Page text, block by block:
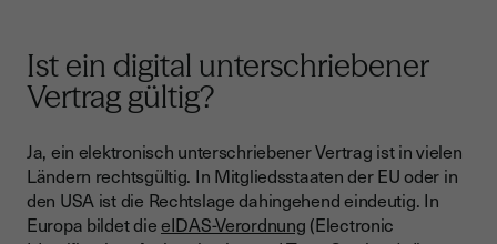
Ist ein digital unterschriebener
Vertrag gültig?
Ja, ein elektronisch unterschriebener Vertrag ist in vielen
Ländern rechtsgültig. In Mitgliedsstaaten der EU oder in
den USA ist die Rechtslage dahingehend eindeutig. In
Europa bildet dieeIDAS-Verordnung (Electronic